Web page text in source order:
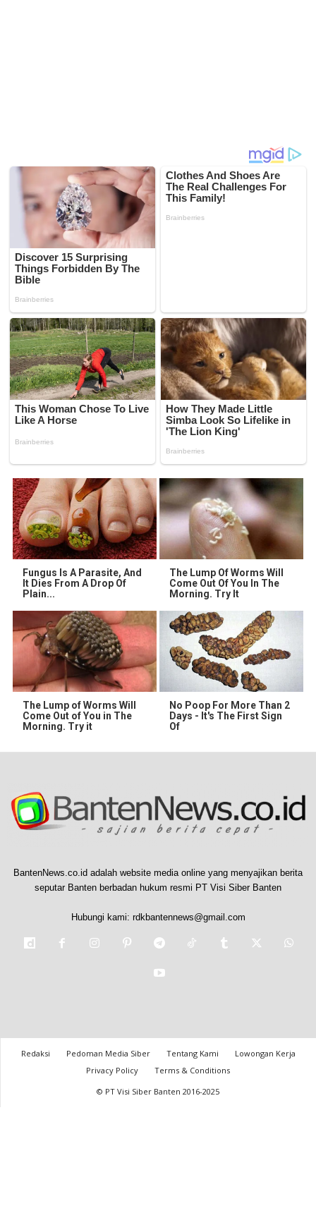
Fungus Is A Parasite, And
It Dies From A Drop Of
Plain...
The Lump Of Worms Will
Come Out Of You In The
Morning. Try It
The Lump of Worms Will
Come Out of You in The
Morning. Try it
No Poop For More Than 2
Days - It's The First Sign
Of
BantenNews.co.id adalah website media online yang menyajikan berita
seputar Banten berbadan hukum resmi PT Visi Siber Banten
Hubungi kami: rdkbantennews@gmail.com
Redaksi Pedoman Media Siber Tentang Kami
Lowongan Kerja
Privacy Policy
Terms & Conditions
© PT Visi Siber Banten 2016-2025